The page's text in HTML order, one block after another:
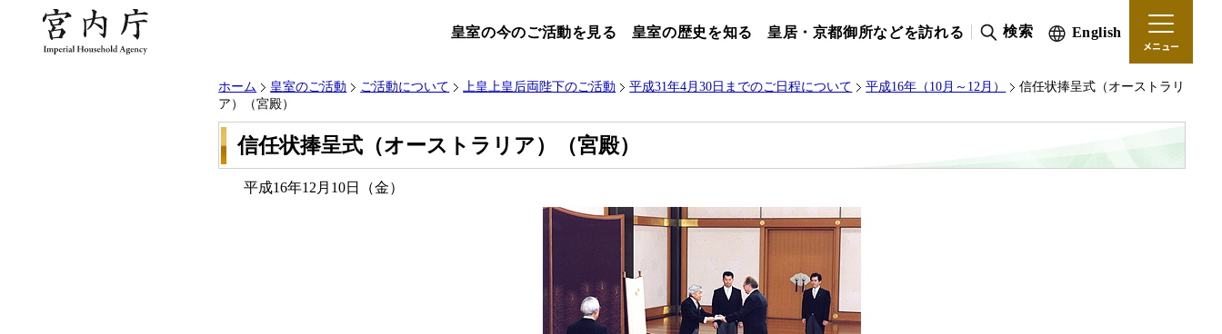
皇室の今のご活動を見る 皇室の歴史を知る 皇居・京都御所などを訪れる 検索 English
メニュー
ホーム 皇室のご活動 ご活動について 上皇上皇后両陛下のご活動 平成31年4月30日までのご日程について 平成16年（10月～12月）
信任状捧呈式（オーストラリ
ア）（宮殿）
信任状捧呈式（オーストラリア）（宮殿）
平成16年12月10日（金）